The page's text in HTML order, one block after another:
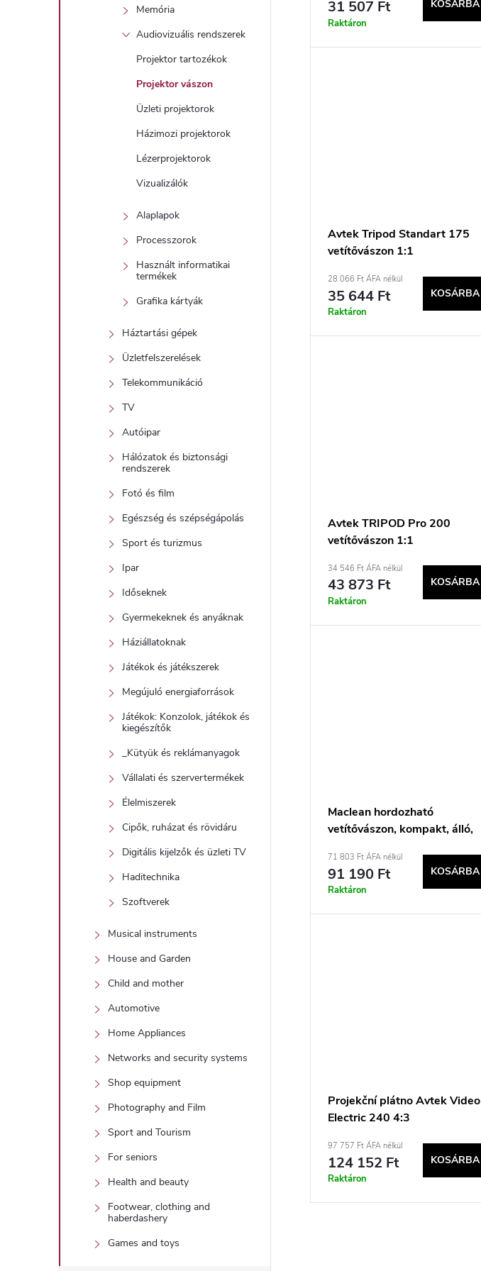
Memória
Audiovizuális rendszerek
Projektor tartozékok
Projektor vászon
Üzleti projektorok
Házimozi projektorok
Lézerprojektorok
Vizualizálók
Alaplapok
Processzorok
Használt informatikai
termékek
Grafika kártyák
Háztartási gépek
Üzletfelszerelések
Telekommunikáció
TV
Autóipar
Hálózatok és biztonsági
rendszerek
Fotó és film
Egészség és szépségápolás
Sport és turizmus
Ipar
Időseknek
Gyermekeknek és anyáknak
Háziállatoknak
Játékok és játékszerek
Megújuló energiaforrások
Játékok: Konzolok, játékok és
kiegészítők
_Kütyük és reklámanyagok
Vállalati és szervertermékek
Élelmiszerek
Cipők, ruházat és rövidáru
Digitális kijelzők és üzleti TV
Haditechnika
Szoftverek
Musical instruments
House and Garden
Child and mother
Automotive
Home Appliances
Networks and security systems
Shop equipment
Photography and Film
Sport and Tourism
For seniors
Health and beauty
Footwear, clothing and
haberdashery
Games and toys
31 507 Ft
Raktáron
KOSÁRBA
Avtek Tripod Standart 175
vetítővászon 1:1
28 066 Ft ÁFA nélkül
35 644 Ft
Raktáron
KOSÁRBA
Avtek TRIPOD Pro 200
vetítővászon 1:1
34 546 Ft ÁFA nélkül
43 873 Ft
Raktáron
KOSÁRBA
Maclean hordozható
vetítővászon, kompakt, álló,
71 803 Ft ÁFA nélkül
91 190 Ft
Raktáron
KOSÁRBA
Projekční plátno Avtek Video
Electric 240 4:3
97 757 Ft ÁFA nélkül
124 152 Ft
Raktáron
KOSÁRBA